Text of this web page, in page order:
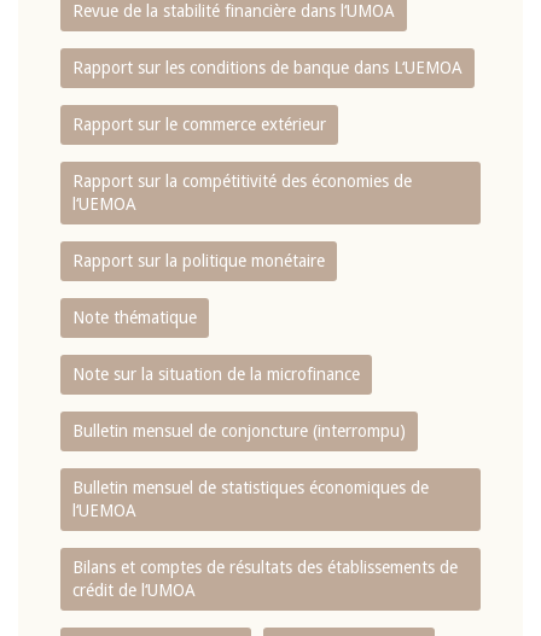
Revue de la stabilité financière dans l‘UMOA
Rapport sur les conditions de banque dans L‘UEMOA
Rapport sur le commerce extérieur
Rapport sur la compétitivité des économies de
l‘UEMOA
Rapport sur la politique monétaire
Note thématique
Note sur la situation de la microfinance
Bulletin mensuel de conjoncture (interrompu)
Bulletin mensuel de statistiques économiques de
l‘UEMOA
Bilans et comptes de résultats des établissements de
crédit de l‘UMOA